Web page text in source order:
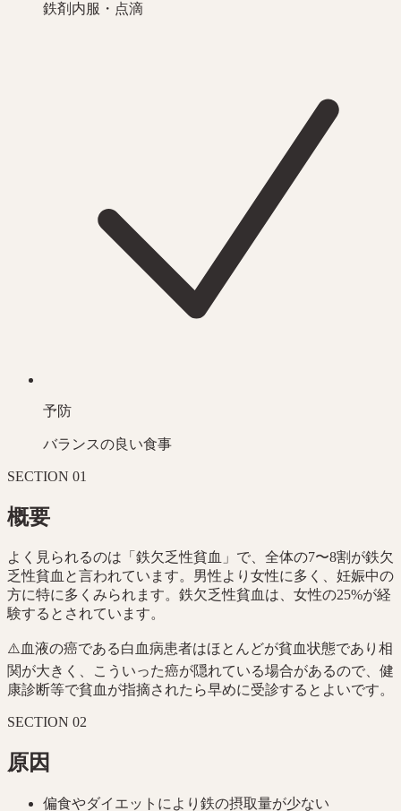
鉄剤内服・点滴
予防
バランスの良い食事
SECTION 01
概要
よく見られるのは「鉄欠乏性貧血」で、全体の7〜8割が鉄欠
乏性貧血と言われています。男性より女性に多く、妊娠中の
方に特に多くみられます。鉄欠乏性貧血は、女性の25%が経
験するとされています。
⚠️血液の癌である白血病患者はほとんどが貧血状態であり相
関が大きく、こういった癌が隠れている場合があるので、健
康診断等で貧血が指摘されたら早めに受診するとよいです。
SECTION 02
原因
偏食やダイエットにより鉄の摂取量が少ない